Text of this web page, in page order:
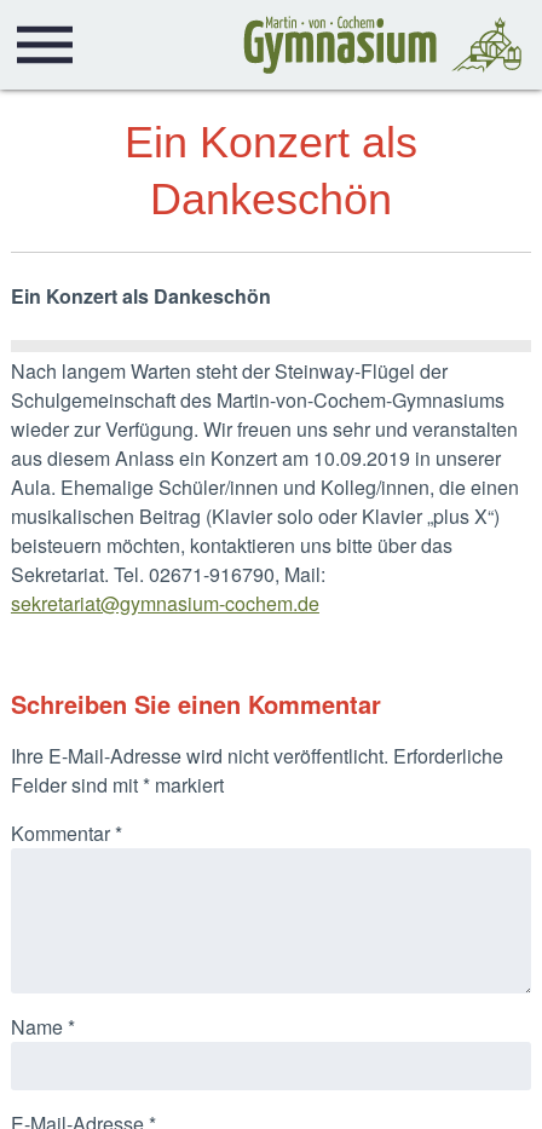
Ein Konzert als
Dankeschön
Ein Konzert als Dankeschön
Nach langem Warten steht der Steinway-Flügel der
Schulgemeinschaft des Martin-von-Cochem-Gymnasiums
wieder zur Verfügung. Wir freuen uns sehr und veranstalten
aus diesem Anlass ein Konzert am 10.09.2019 in unserer
Aula. Ehemalige Schüler/innen und Kolleg/innen, die einen
musikalischen Beitrag (Klavier solo oder Klavier „plus X“)
beisteuern möchten, kontaktieren uns bitte über das
Sekretariat. Tel. 02671-916790, Mail:
sekretariat@gymnasium-cochem.de
Schreiben Sie einen Kommentar
Ihre E-Mail-Adresse wird nicht veröffentlicht. Erforderliche
Felder sind mit *markiert
Kommentar *
Name *